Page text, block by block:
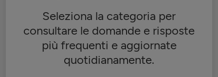
Seleziona la categoria per
consultare le domande e risposte
più frequenti e aggiornate
quotidianamente.